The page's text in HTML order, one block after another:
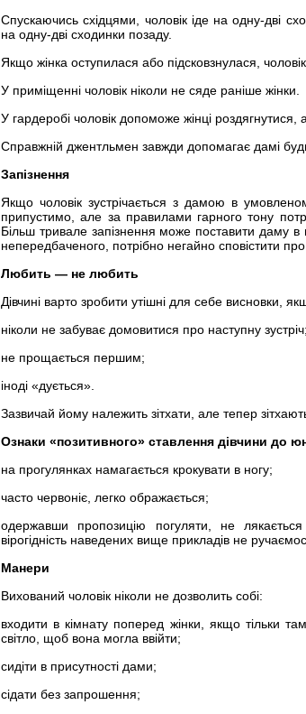
Спускаючись східцями, чоловік іде на одну-дві
на одну-дві сходинки позаду.
Якщо жінка оступилася або підсковзнулася, чоловік
У приміщенні чоловік ніколи не сяде раніше жінки.
У гардеробі чоловік допоможе жінці роздягнутися,
Справжній джентльмен завжди допомагає дамі будь-
Запізнення
Якщо чоловік зустрічається з дамою в
припустимо, але за правилами гарного тону
Більш тривале запізнення може поставити даму
непередбаченого, потрібно негайно сповістити про
Любить — не любить
Дівчині варто зробити утішні для себе висновки,
ніколи не забуває домовитися про наступну зустріч;
не прощається першим;
іноді «дується».
Зазвичай йому належить зітхати, але тепер
Ознаки «позитивного» ставлення дівчини до
на прогулянках намагається крокувати в ногу;
часто червоніє, легко ображається;
одержавши пропозицію погуляти, не
вірогідність наведених вище прикладів не
Манери
Вихований чоловік ніколи не дозволить собі:
входити в кімнату поперед жінки, якщо тільки
світло, щоб вона могла ввійти;
сидіти в присутності дами;
сідати без запрошення;